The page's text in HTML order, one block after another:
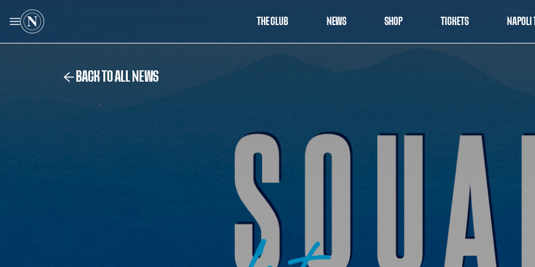
THE CLUB NEWS SHOP TICKETS NAPOLI
BACK TO ALL NEWS